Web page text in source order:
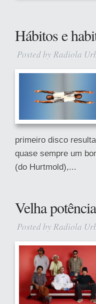
Hábitos e
Posted by Radiola
primeiro disco
quase sempre um
(do Hurtmold),...
Velha potência
Posted by Radiola